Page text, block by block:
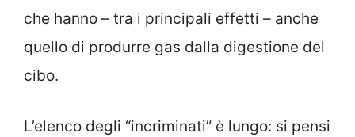
che hanno – tra i principali effetti – anche
quello di produrre gas dalla digestione del
cibo.
L’elenco degli “incriminati” è lungo: si pensi